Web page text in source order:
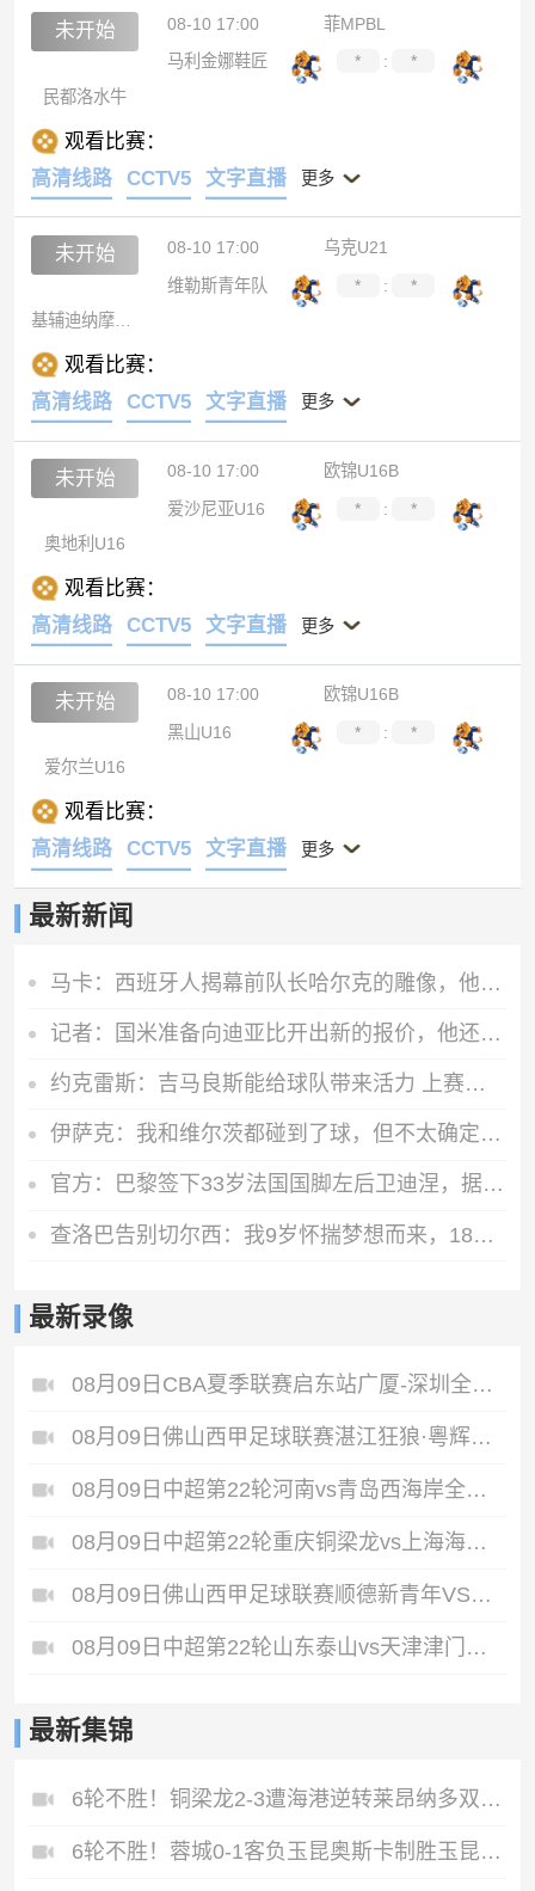
未开始 08-10 17:00
菲MPBL
马利金娜鞋匠
* :
*
民都洛水牛
观看比赛：
高清线路
CCTV5 文字直播 更多
未开始 08-10 17:00
乌克U21
维勒斯青年队
* :
*
观看比赛：
高清线路
CCTV5 文字直播 更多
未开始 08-10 17:00
欧锦U16B
爱沙尼亚U16
* :
*
奥地利U16
观看比赛：
高清线路
CCTV5 文字直播 更多
未开始 08-10 17:00
欧锦U16B
黑山U16
* :
*
爱尔兰U16
观看比赛：
高清线路
CCTV5 文字直播 更多
最新新闻
马卡：西班牙人揭幕前队长哈尔克的雕像，他在09年因心脏病离世
记者：国米准备向迪亚比开出新的报价，他还没接受勒沃库森邀约
约克雷斯：吉马良斯能给球队带来活力 上赛季夺冠能提振球队信心
伊萨克：我和维尔茨都碰到了球，但不太确定是谁进的
官方：巴黎签下33岁法国国脚左后卫迪涅，据悉转会费低于1000万欧
查洛巴告别切尔西：我9岁怀揣梦想而来，18年后是时候说再见了
最新录像
08月09日CBA夏季联赛启东站广厦-深圳全场录像
08月09日佛山西甲足球联赛湛江狂狼·粵辉能源VS三七互娱全场录像
08月09日中超第22轮河南vs青岛西海岸全场录像
08月09日中超第22轮重庆铜梁龙vs上海海港全场录像
08月09日佛山西甲足球联赛顺德新青年VS三水乐民兴健力宝全场录像
08月09日中超第22轮山东泰山vs天津津门虎全场录像
最新集锦
6轮不胜！铜梁龙2-3遭海港逆转莱昂纳多双响海港甩开降级区7分
6轮不胜！蓉城0-1客负玉昆奥斯卡制胜玉昆暂第三蓉城全场1射正